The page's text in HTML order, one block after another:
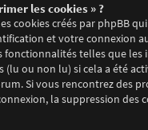
les cookies » ?
cookies créés par phpBB
et votre connexion
fonctionnalités telles que les
(lu ou non lu) si cela a été
Si vous rencontrez des
la suppression des